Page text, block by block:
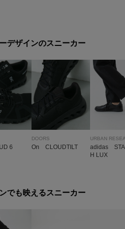
デザインのスニーカー
6
DOORS
On CLOUDTILT
URBAN
adidas
H LUX
でも映えるスニーカー